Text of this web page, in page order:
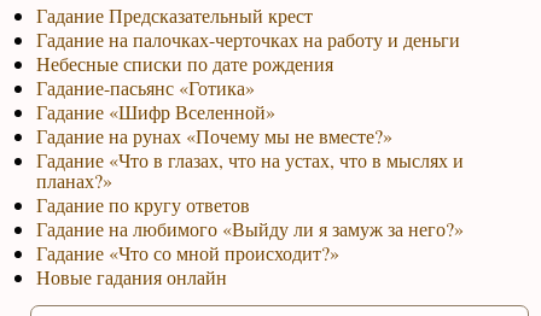
Гадание Предсказательный крест
Гадание на палочках-черточках на работу и деньги
Небесные списки по дате рождения
Гадание-пасьянс «Готика»
Гадание «Шифр Вселенной»
Гадание на рунах «Почему мы не вместе?»
Гадание «Что в глазах, что на устах, что в мыслях и
планах?»
Гадание по кругу ответов
Гадание на любимого «Выйду ли я замуж за него?»
Гадание «Что со мной происходит?»
Новые гадания онлайн